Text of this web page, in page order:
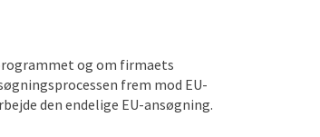
og om firmaets
frem mod EU-
den endelige EU-ansøgning.